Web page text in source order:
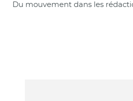
Du mouvement dans les